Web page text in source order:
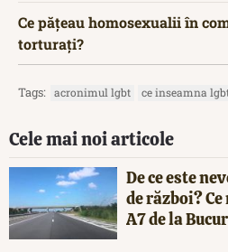
Ce pățeau homosexualii în
torturați?
Tags: acronimul lgbt ce inseamna
Cele mai noi articole
De ce este
de război?
A7 de la